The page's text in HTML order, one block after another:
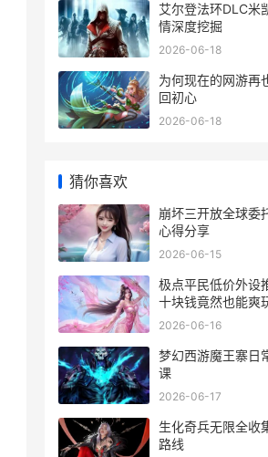
艾尔登法环DLC米
情深度挖掘
2026-06-18
为何现在的网游再
回初心
2026-06-18
猜你喜欢
崩坏三开放全球委
心得分享
2026-06-15
极点平民低价外设
十块钱竟然也能爽
2026-06-16
梦幻西游魔王寨日
课
2026-06-17
生化奇兵无限全收
路线